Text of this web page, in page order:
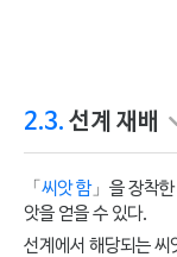
2.3. 선계 재배
「 씨앗 함」을 장착한
앗을 얻을 수 있다.
선계에서 해당되는 씨